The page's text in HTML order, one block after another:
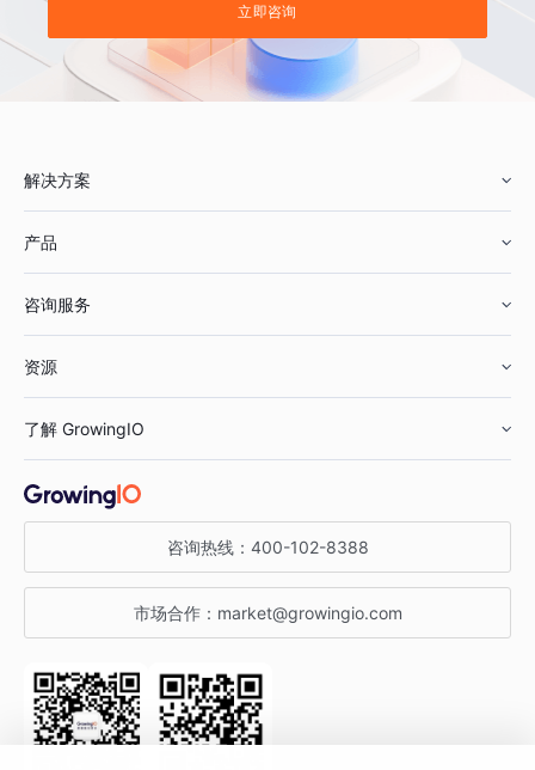
立即咨询
解决方案
鞋服行业
汽车行业
金融行业
产品
智能运营
获客分析
咨询服务
资源
增长公开课
增长博客
开发者文档
SDK 文档
了解 GrowingIO
关于 GrowingIO
增长大会
行业活动
咨询热线： 400-102-8388
市场合作： market@growingio.com